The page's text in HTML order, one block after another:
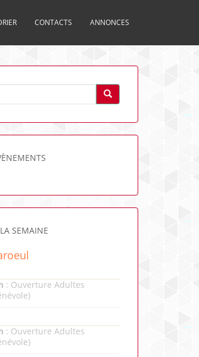
CONTACTS ANNONCES
SEMAINE
: Ouverture Adultes
: Ouverture Adultes